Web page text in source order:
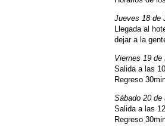
Jueves 18 de
Llegada al
dejar a la
Viernes 19 de
Salida a las
Regreso
Sábado 20 de
Salida a las
Regreso